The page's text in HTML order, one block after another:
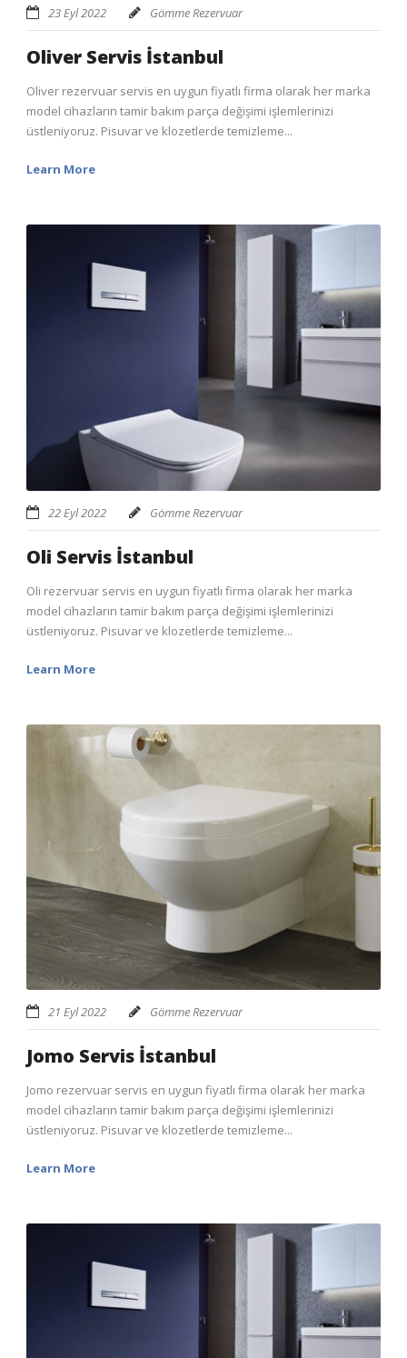
23 Eyl 2022 Gömme Rezervuar
Oliver Servis İstanbul
Oliver rezervuar servis en uygun fiyatlı firma olarak her marka
model cihazların tamir bakım parça değişimi işlemlerinizi
üstleniyoruz. Pisuvar ve klozetlerde temizleme...
Learn More
22 Eyl 2022 Gömme Rezervuar
Oli Servis İstanbul
Oli rezervuar servis en uygun fiyatlı firma olarak her marka
model cihazların tamir bakım parça değişimi işlemlerinizi
üstleniyoruz. Pisuvar ve klozetlerde temizleme...
Learn More
21 Eyl 2022 Gömme Rezervuar
Jomo Servis İstanbul
Jomo rezervuar servis en uygun fiyatlı firma olarak her marka
model cihazların tamir bakım parça değişimi işlemlerinizi
üstleniyoruz. Pisuvar ve klozetlerde temizleme...
Learn More